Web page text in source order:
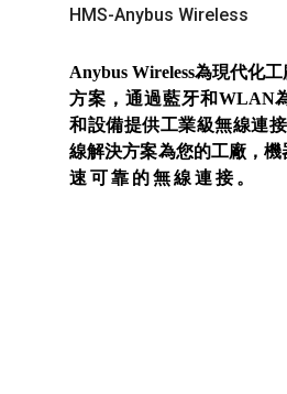
HMS-Anybus Wireless
Anybus Wireless為現代化
方案，通過藍牙和WLAN
和設備提供工業級無線連
線解決方案為您的工廠，
速可靠的無